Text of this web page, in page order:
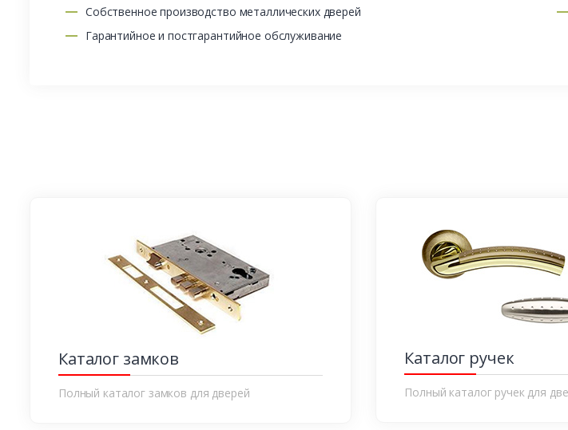
Собственное производство металлических дверей
Гарантийное и постгарантийное обслуживание
Каталог замков
Полный каталог замков для дверей
Каталог ручек
Полный каталог ручек для